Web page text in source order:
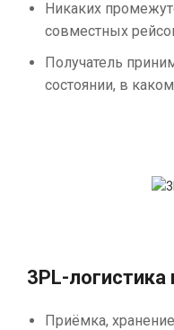
Никаких
совместных
Получатель
состоянии, в
3PL-
Приёмка,